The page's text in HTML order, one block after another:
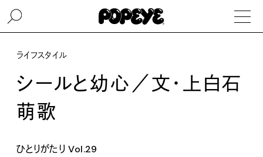
ライフスタイル
シールと幼心／文・上白石
萌歌
ひとりがたり Vol.29